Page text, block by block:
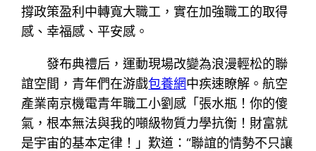
撐政策盈利中轉寬大職工，實在加強職工的取得
感、幸福感、平安感。
發布典禮后，運動現場改變為浪漫輕松的聯
誼空間，青年們在游戲包養網中疾速瞭解。航空
產業南京機電青年職工小劉感「張水瓶！你的傻
氣，根本無法與我的噸級物質力學抗衡！財富就
是宇宙的基本定律！」歎道：“聯誼的情勢不只讓